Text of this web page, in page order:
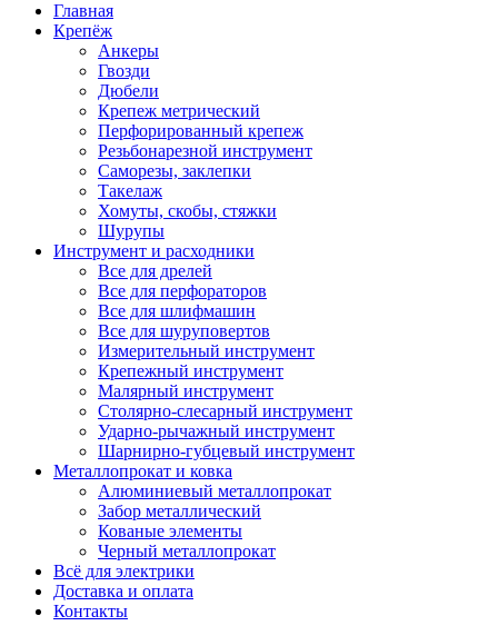
Главная
Крепёж
Анкеры
Гвозди
Дюбели
Крепеж метрический
Перфорированный крепеж
Резьбонарезной инструмент
Саморезы, заклепки
Такелаж
Хомуты, скобы, стяжки
Шурупы
Инструмент и расходники
Все для дрелей
Все для перфораторов
Все для шлифмашин
Все для шуруповертов
Измерительный инструмент
Крепежный инструмент
Малярный инструмент
Столярно-слесарный инструмент
Ударно-рычажный инструмент
Шарнирно-губцевый инструмент
Металлопрокат и ковка
Алюминиевый металлопрокат
Забор металлический
Кованые элементы
Черный металлопрокат
Всё для электрики
Доставка и оплата
Контакты